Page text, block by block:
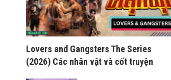
Lovers and Gangsters The Series
(2026) Các nhân vật và cốt truyện